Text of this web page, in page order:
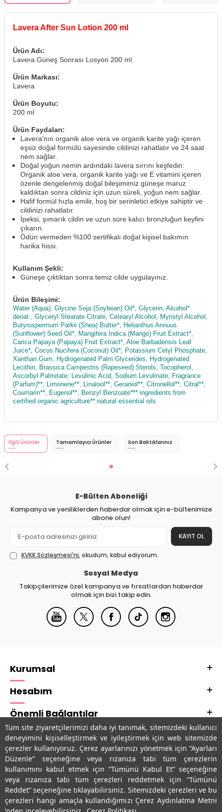
Tüm site ziyaretçilerimizi daha iyi tanımak, sitemizdeki kullanıcı
deneyimini kişiselleştirmek ve iyileştirmek için web sitemizde
çerezler kullanıyoruz. Çerez ayarlarınızı yönetmek için “Ayarları
Düzenle” seçeneğine veya rızanıza tabi tüm çerezlerin
kullanımını kabul etmek için “Tümünü Kabul Et” seçeneğine
veya rızanıza tabi tüm çerezleri reddetmek için “Tümünü
Reddet” seçeneğine tıklayabilirsiniz. Sitemizdeki çerezleri ve bu
çerezleri hangi amaçla kullandığımızı Çerez Aydınlatma Metni
Lavera After Sun Lotion 200 ml
Ürün Adı:
Lavera Güneş Sonrası Losyon 200 ml
Ürün Markası:
Lavera
Ürün Boyutu:
200 ml
Ürün Faydaları:
Lavera'nın organik aloe vera ve organik karite yağı içeren
eşsiz doğal formülü sayesinde cildinizi rahatlatır ve 24 saat
nem sağlar.
Doğal yoğun nemin ardındaki lavera sırrını keşfedin:
Organik aloe vera, organik karite yağı ve E vitamini içeren
özenle dengelenmiş doğal bileşimimiz güneşe maruz
kaldıktan sonra cildiniz için uzun süreli, yoğun nem sağlar.
Hafif formül hızla emilir, hoş bir serinletici etkiye sahiptir ve
cildinizi rahatlatır.
İpeksi, şımarık cildin ve uzun süre kalıcı bronzluğun keyfini
çıkarın.
Ödün vermeden %100 sertifikalı doğal kişisel bakımın
harika hissi.
Kullanım Şekli:
Güneşe çıktıktan sonra temiz cilde uygulayınız.
Ürün Bileşimi:
Water (Aqua), Glycine Soja (Soybean) Oil*, Glycerin, Alcohol*
denat., Glyceryl Stearate Citrate, Cetearyl Alcohol, Myristyl Alcohol,
Butyrospermum Parkii (Shea) Butter*, Helianthus Annuus
(Sunflower) Seed Oil*, Mangifera Indica (Mango) Fruit Extract*,
Carica Papaya (Papaya) Fruit Extract*, Aloe Barbadensis Leaf
Juice*, Cocos Nucifera (Coconut) Oil*, Potassium Cetyl Phosphate,
Xanthan Gum, Hydrogenated Palm Glycerides, Hydrogenated
Lecithin, Brassica Campestris (Rapeseed) Sterols, Tocopherol,
Ascorbyl Palmitate, Levulinic Acid, Sodium Levulinate, Fragrance
(Parfum)**, Limonene**, Linalool**, Geraniol**, Citronellol**, Citral**,
Coumarin**, Eugenol**, Benzyl Benzoate*** ingredients from
certified organic agriculture** natural essential oils
İlgili Ürünler Tamamlayıcı Ürünler Son Baktıklarınız
E-Bülten Aboneliği
Kampanya ve yeniliklerden haberdar olmak için e-bültenimize
abone olun!
KAYIT OL
KVKK Sözleşmesi'ni, okudum, kabul ediyorum.
Sosyal Medya
Takipçilerimize özel kampanya ve fırsatlardan haberdar
olmak için bizi takip edin.
Kurumsal
Hesabım
Önemli Bağlantılar
Adres & İletişim
Uygulamalarımız